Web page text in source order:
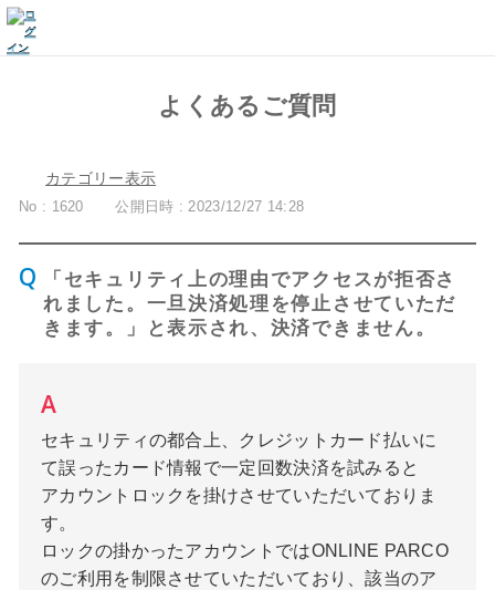
よくあるご質問
カテゴリー表示
No : 1620 公開日時 : 2023/12/27 14:28
「セキュリティ上の理由でアクセスが拒否さ
れました。一旦決済処理を停止させていただ
きます。」と表示され、決済できません。
セキュリティの都合上、クレジットカード払いに
て誤ったカード情報で一定回数決済を試みると
アカウントロックを掛けさせていただいておりま
す。
ロックの掛かったアカウントではONLINE PARCO
のご利用を制限させていただいており、該当のア